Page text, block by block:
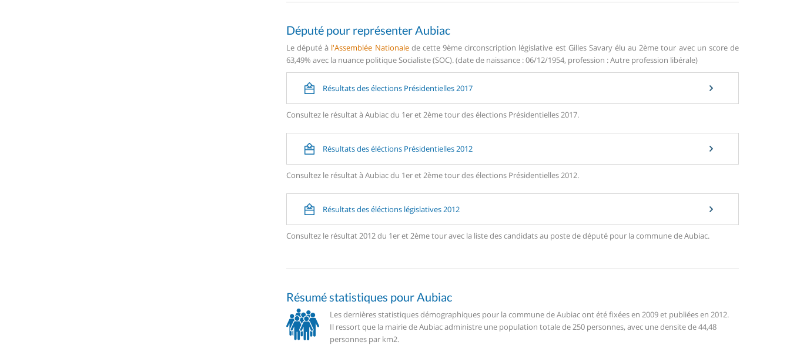
Député pour représenter Aubiac
Le député à l'Assemblée Nationalede cette 9ème circonscription législative est Gilles Savary élu au 2ème tour avec un score de
63,49% avec la nuance politique Socialiste (SOC). (date de naissance : 06/12/1954, profession : Autre profession libérale)
Résultats des élections Présidentielles 2017
Consultez le résultat à Aubiac du 1er et 2ème tour des élections Présidentielles 2017.
Résultats des éléctions Présidentielles 2012
Consultez le résultat à Aubiac du 1er et 2ème tour des élections Présidentielles 2012.
Résultats des éléctions législatives 2012
Consultez le résultat 2012 du 1er et 2ème tour avec la liste des candidats au poste de député pour la commune de Aubiac.
Résumé statistiques pour Aubiac
Les dernières statistiques démographiques pour la commune de Aubiac ont été fixées en 2009 et publiées en 2012.
Il ressort que la mairie de Aubiac administre une population totale de 250 personnes, avec une densite de 44,48
personnes par km2.